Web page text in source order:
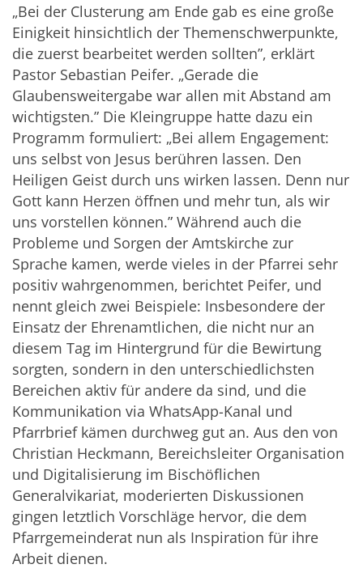
„Bei der Clusterung am Ende gab es eine große
Einigkeit hinsichtlich der Themenschwerpunkte,
die zuerst bearbeitet werden sollten”, erklärt
Pastor Sebastian Peifer. „Gerade die
Glaubensweitergabe war allen mit Abstand am
wichtigsten.” Die Kleingruppe hatte dazu ein
Programm formuliert: „Bei allem Engagement:
uns selbst von Jesus berühren lassen. Den
Heiligen Geist durch uns wirken lassen. Denn nur
Gott kann Herzen öffnen und mehr tun, als wir
uns vorstellen können.” Während auch die
Probleme und Sorgen der Amtskirche zur
Sprache kamen, werde vieles in der Pfarrei sehr
positiv wahrgenommen, berichtet Peifer, und
nennt gleich zwei Beispiele: Insbesondere der
Einsatz der Ehrenamtlichen, die nicht nur an
diesem Tag im Hintergrund für die Bewirtung
sorgten, sondern in den unterschiedlichsten
Bereichen aktiv für andere da sind, und die
Kommunikation via WhatsApp-Kanal und
Pfarrbrief kämen durchweg gut an. Aus den von
Christian Heckmann, Bereichsleiter Organisation
und Digitalisierung im Bischöflichen
Generalvikariat, moderierten Diskussionen
gingen letztlich Vorschläge hervor, die dem
Pfarrgemeinderat nun als Inspiration für ihre
Arbeit dienen.